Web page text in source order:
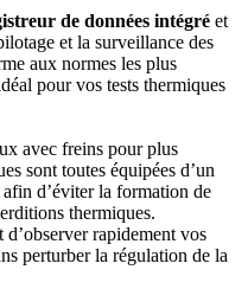
de données intégré et
et la surveillance des
aux normes les plus
pour vos tests thermiques
avec freins pour plus
sont toutes équipées d’un
d’éviter la formation de
thermiques.
rapidement vos
perturber la régulation de la